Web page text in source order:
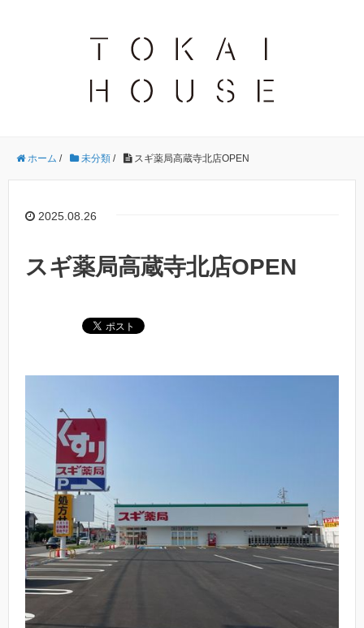
ホーム / 未分類 / スギ薬局高蔵寺北店OPEN
2025.08.26
スギ薬局高蔵寺北店OPEN